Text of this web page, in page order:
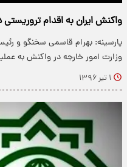
واکنش‌ ایران به اقدام‌ تروریستی
پارسینه: بهرام قاسمی سخنگو و
وزارت امور خارجه در واکنش به
۱ تیر ۱۳۹۶